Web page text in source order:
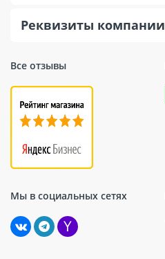
Все отзывы
Мы в социальных сетях
Реквизиты компании